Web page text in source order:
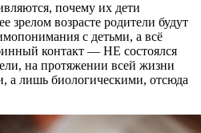
почему их дети
возрасте родители будут
с детьми, а всё
контакт — НЕ состоялся
на протяжении всей жизни
а лишь биологическими, отсюда